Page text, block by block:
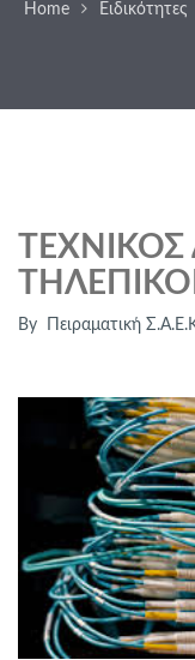
Home Ειδικότητες
ΤΕΧΝΙΚΌΣ
By Πειραματική